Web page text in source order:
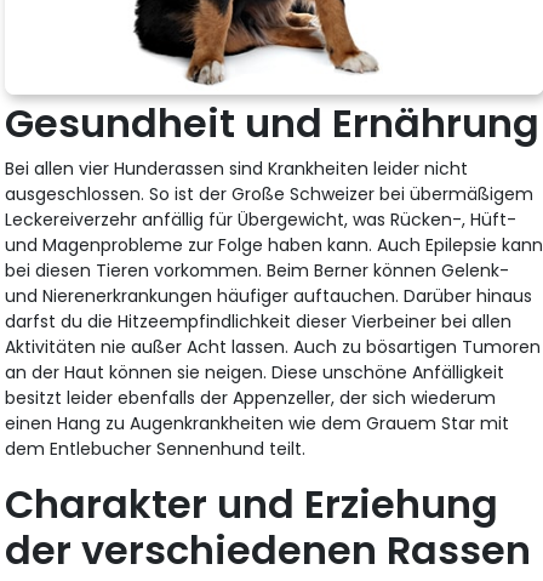
Gesundheit und Ernährung
Bei allen vier Hunderassen sind Krankheiten leider nicht
ausgeschlossen. So ist der Große Schweizer bei übermäßigem
Leckereiverzehr anfällig für Übergewicht, was Rücken-, Hüft-
und Magenprobleme zur Folge haben kann. Auch Epilepsie kann
bei diesen Tieren vorkommen. Beim Berner können Gelenk-
und Nierenerkrankungen häufiger auftauchen. Darüber hinaus
darfst du die Hitzeempfindlichkeit dieser Vierbeiner bei allen
Aktivitäten nie außer Acht lassen. Auch zu bösartigen Tumoren
an der Haut können sie neigen. Diese unschöne Anfälligkeit
besitzt leider ebenfalls der Appenzeller, der sich wiederum
einen Hang zu Augenkrankheiten wie dem Grauem Star mit
dem Entlebucher Sennenhund teilt.
Charakter und Erziehung
der verschiedenen Rassen